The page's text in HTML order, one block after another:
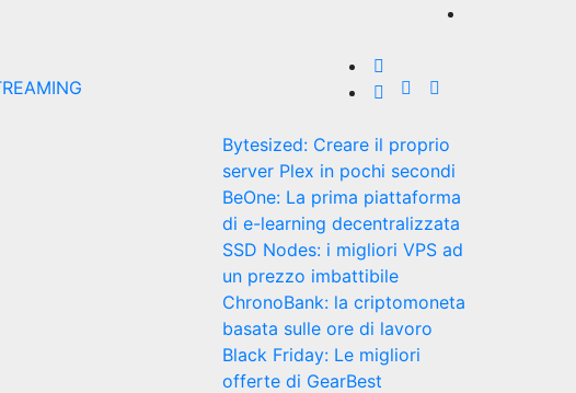
Bytesized: Creare il proprio
server Plex in pochi secondi
BeOne: La prima piattaforma
di e-learning decentralizzata
SSD Nodes: i migliori VPS ad
un prezzo imbattibile
ChronoBank: la criptomoneta
basata sulle ore di lavoro
Black Friday: Le migliori
offerte di GearBest